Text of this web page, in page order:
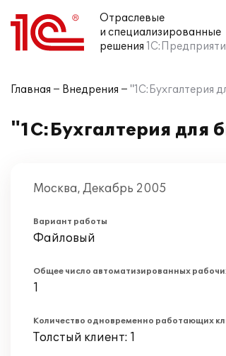
Отраслевые
и специализированные
решения
Главная Внедрения "1С:Бухгалтерия
"1С:Бухгалтерия для
Москва, Декабрь 2005
Вариант работы
Файловый
Общее число автоматизированных
1
Количество одновременно работающих
Толстый клиент: 1